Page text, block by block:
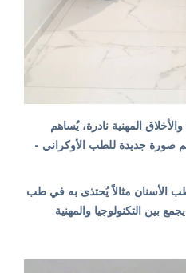
المهنية نادرة، يُساهم
صورة جديدة للطب الأوكراني -
الأسنان مثالاً يُحتذى به في طب
بين التكنولوجيا والمهنية